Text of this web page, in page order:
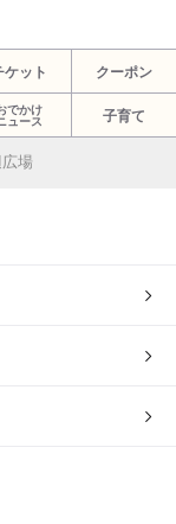
ケット クーポン
でかけ
ュース
子育て
場